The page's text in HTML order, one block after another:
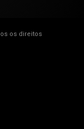
os direitos